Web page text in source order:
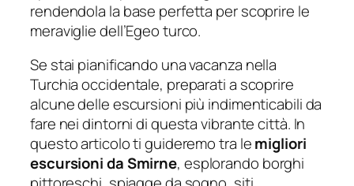
rendendola la base perfetta per scoprire le
meraviglie dell’Egeo turco.
Se stai pianificando una vacanza nella
Turchia occidentale, preparati a scoprire
alcune delle escursioni più indimenticabili da
fare nei dintorni di questa vibrante città. In
questo articolo ti guideremo tra lemigliori
escursioni da Smirne, esplorando borghi